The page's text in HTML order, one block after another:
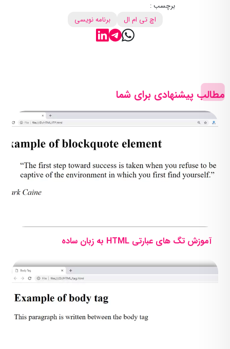
برچسب :
اچ تی ام ال
برنامه نویسی
مطالب پیشنهادی برای شما
آموزش تگ های عبارتی HTML به زبان ساده